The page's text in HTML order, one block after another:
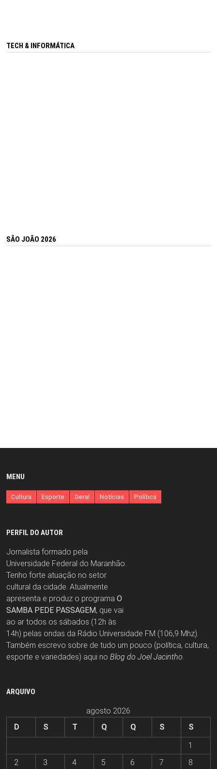
TECH & INFORMÁTICA
SÃO JOÃO 2026
MENU
Cultura Esporte Geral Notícias Política
PERFIL DO AUTOR
Jornalista formado pela
Universidade Federal do Maranhão.
Tenho forte atuação no setor
cultural da cidade. Atualmente
apresenta e produz o programa O
SAMBA PEDE PASSAGEM, que vai
ao ar todos os sábados (12h às
14h) pelas ondas da Rádio Universidade FM (106,9 Mhz).
Também escrevo sobre de tudo um pouco (política, cultura,
esporte e variedades) aqui no Blog do Joel Jacintho.
ARQUIVO
agosto 2026
D
S T Q Q S
S
1
2
3 4 5 6 7 8